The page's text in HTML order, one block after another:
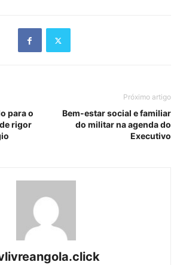
para o
rigor
Próximo artigo
Bem-estar social e familiar
do militar na agenda do
Executivo